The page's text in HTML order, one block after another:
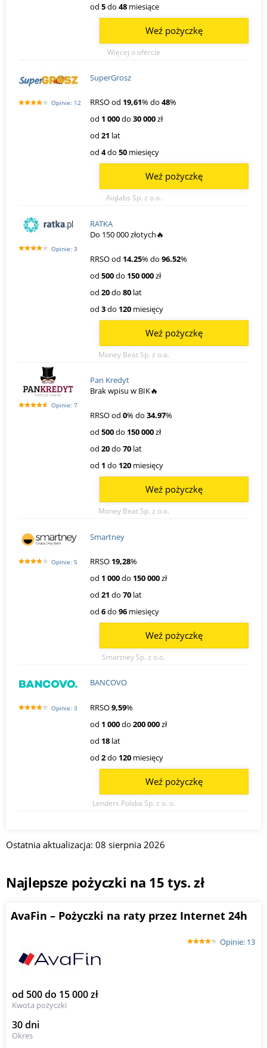
od 5do 48 miesiące
Więcej o ofercie
Weź pożyczkę
Opinie: 12
SuperGrosz
RRSO od 19,61% do 48%
od 1 000do 30 000zł
od 21 lat
od 4do 50 miesięcy
Aiqlabs Sp. z o.o.
Weź pożyczkę
Opinie: 3
RATKA
Do 150 000 złotych🔥
RRSO od 14.25% do 96.52%
od 500do 150 000zł
od 20do 80 lat
od 3do 120 miesięcy
Money Beat Sp. z o.o.
Weź pożyczkę
Opinie: 7
Pan Kredyt
Brak wpisu w BIK🔥
RRSO od 0% do 34.97%
od 500do 150 000zł
od 20do 70 lat
od 1 do 120 miesięcy
Money Beat Sp. z o.o.
Weź pożyczkę
Opinie: 5
Smartney
RRSO 19,28%
od 1 000do 150 000zł
od 21 do 70 lat
od 6do 96 miesięcy
Smartney Sp. z o.o.
Weź pożyczkę
Opinie: 3
BANCOVO
RRSO9,59%
od 1 000do 200 000zł
od 18 lat
od 2do 120 miesięcy
Lenders Polska Sp. z o. o.
Weź pożyczkę
Ostatnia aktualizacja: 08 sierpnia 2026
Najlepsze pożyczki na 15 tys. zł
AvaFin – Pożyczki na raty przez Internet 24h
Opinie: 13
od 500 do 15 000 zł
Kwota pożyczki
30 dni
Okres